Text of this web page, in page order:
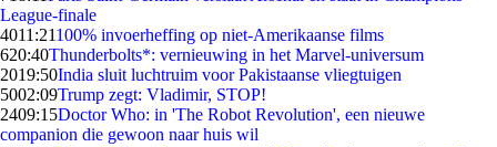
League-finale
4011:21100% invoerheffing op niet-Amerikaanse films
620:40Thunderbolts*: vernieuwing in het Marvel-universum
2019:50India sluit luchtruim voor Pakistaanse vliegtuigen
5002:09Trump zegt: Vladimir, STOP!
2409:15Doctor Who: in 'The Robot Revolution', een nieuwe
companion die gewoon naar huis wil